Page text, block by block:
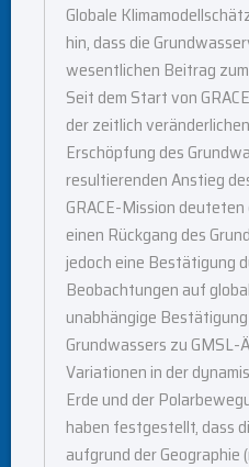
Globale
hin, dass die
wesentlichen Beitrag
Seit dem Start von
der zeitlich
Erschöpfung des
resultierenden Anstieg
GRACE-Mission
einen Rückgang des
jedoch eine Bestätigung
Beobachtungen auf
unabhängige
Grundwassers zu
Variationen in der
Erde und der
haben festgestellt, dass
aufgrund der Geographie